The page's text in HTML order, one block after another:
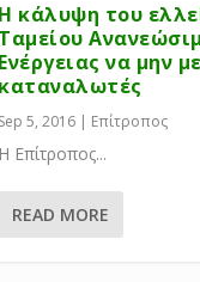
Η κάλυψη του
Ταμείου
Ενέργειας να μην
καταναλωτές
Sep 5, 2016 | Επίτροπος
H Επίτροπος...
READ MORE